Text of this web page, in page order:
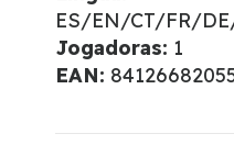
ES/EN/CT/FR/
Jogadoras: 1
EAN: